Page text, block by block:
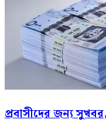
প্রবাসীদের জন্য